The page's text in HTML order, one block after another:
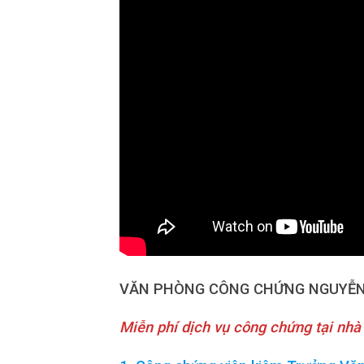
VĂN PHÒNG CÔNG CHỨNG
Miễn phí dịch vụ công chứng tại nhà